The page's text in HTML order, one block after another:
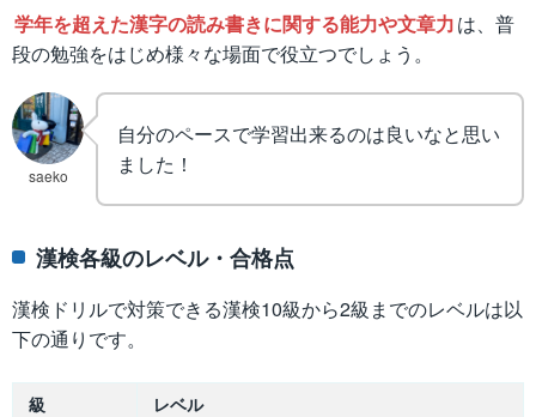
学年を超えた漢字の読み書きに関する能力や文章力は、普
段の勉強をはじめ様々な場面で役立つでしょう。
saeko
自分のペースで学習出来るのは良いなと思い
ました！
漢検各級のレベル・合格点
漢検ドリルで対策できる漢検10級から2級までのレベルは以
下の通りです。
級
レベル